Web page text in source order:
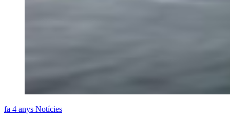
fa 4 anys Notícies